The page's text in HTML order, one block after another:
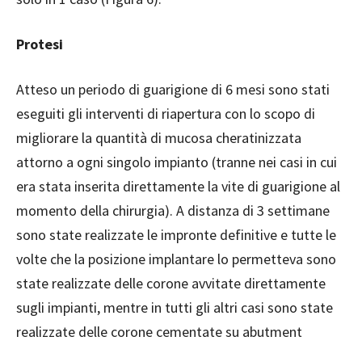
Protesi
Atteso un periodo di guarigione di 6 mesi sono stati
eseguiti gli interventi di riapertura con lo scopo di
migliorare la quantità di mucosa cheratinizzata
attorno a ogni singolo impianto (tranne nei casi in cui
era stata inserita direttamente la vite di guarigione al
momento della chirurgia). A distanza di 3 settimane
sono state realizzate le impronte definitive e tutte le
volte che la posizione implantare lo permetteva sono
state realizzate delle corone avvitate direttamente
sugli impianti, mentre in tutti gli altri casi sono state
realizzate delle corone cementate su abutment